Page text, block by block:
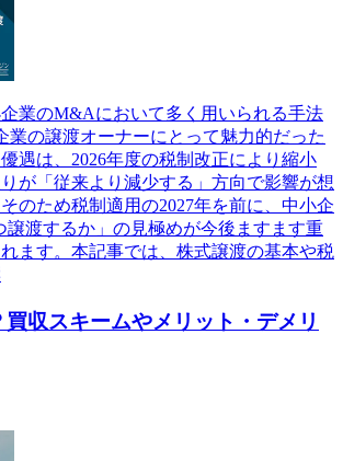
業のM&Aにおいて多く用いられる手法
業の譲渡オーナーにとって魅力的だった
遇は、2026年度の税制改正により縮小
が「従来より減少する」方向で影響が想
のため税制適用の2027年を前に、中小企
渡するか」の見極めが今後ますます重
ます。本記事では、株式譲渡の基本や税
収スキームやメリット・デメリ